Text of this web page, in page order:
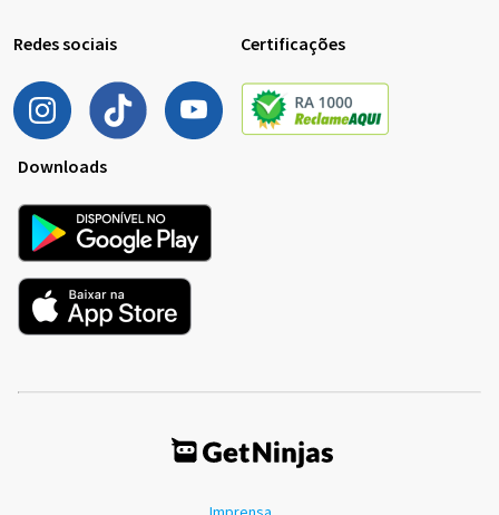
Redes sociais Certificações
Downloads